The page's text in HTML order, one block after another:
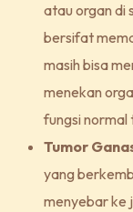
atau organ di
bersifat
masih bisa
menekan
fungsi normal
Tumor
yang
menyebar ke